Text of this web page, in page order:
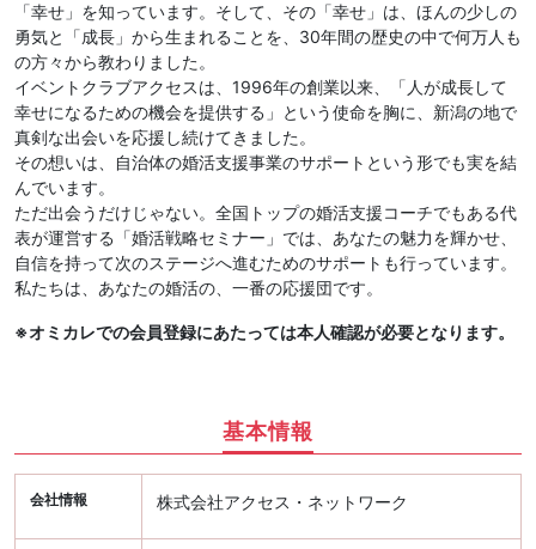
「幸せ」を知っています。そして、その「幸せ」は、ほんの少しの
勇気と「成長」から生まれることを、30年間の歴史の中で何万人も
の方々から教わりました。
イベントクラブアクセスは、1996年の創業以来、「人が成長して
幸せになるための機会を提供する」という使命を胸に、新潟の地で
真剣な出会いを応援し続けてきました。
その想いは、自治体の婚活支援事業のサポートという形でも実を結
んでいます。
ただ出会うだけじゃない。全国トップの婚活支援コーチでもある代
表が運営する「婚活戦略セミナー」では、あなたの魅力を輝かせ、
自信を持って次のステージへ進むためのサポートも行っています。
私たちは、あなたの婚活の、一番の応援団です。
※オミカレでの会員登録にあたっては本人確認が必要となります。
基本情報
会社情報 株式会社アクセス・ネットワーク